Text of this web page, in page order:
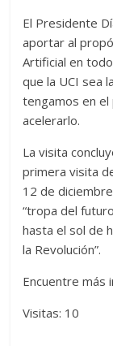
El Presidente
aportar al
Artificial en
que la UCI sea
tengamos en
acelerarlo.
La visita
primera visita
12 de
“tropa del
hasta el sol de
la Revolución”.
Encuentre más
Visitas: 10